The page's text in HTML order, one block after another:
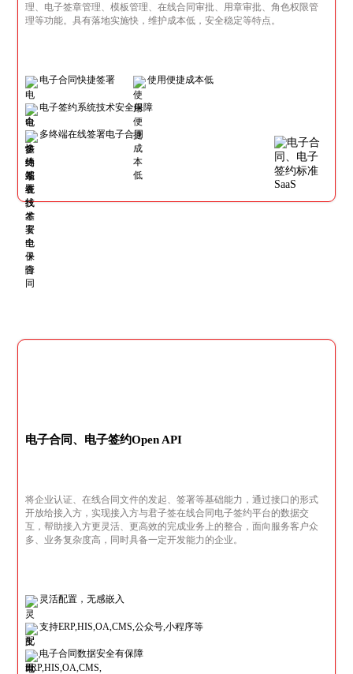
理、电子签章管理、模板管理、在线合同审批、用章审批、角色权限管
理等功能。具有落地实施快，维护成本低，安全稳定等特点。
电子合同快捷签署 使用便捷成本低
电子签约系统技术安全保障
多终端在线签署电子合同
电子合同、电子签约Open API
将企业认证、在线合同文件的发起、签署等基础能力，通过接口的形式
开放给接入方，实现接入方与君子签在线合同电子签约平台的数据交
互，帮助接入方更灵活、更高效的完成业务上的整合，面向服务客户众
多、业务复杂度高，同时具备一定开发能力的企业。
灵活配置，无感嵌入
支持ERP,HIS,OA,CMS,公众号,小程序等
电子合同数据安全有保障